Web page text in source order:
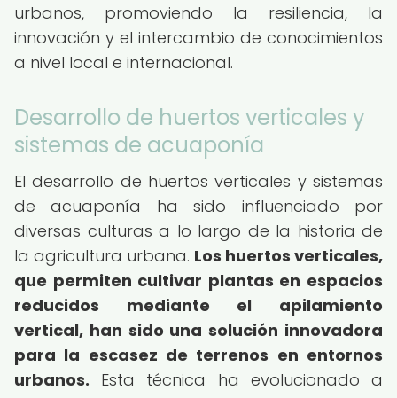
urbanos, promoviendo la resiliencia, la
innovación y el intercambio de conocimientos
a nivel local e internacional.
Desarrollo de huertos verticales y
sistemas de acuaponía
El desarrollo de huertos verticales y sistemas
de acuaponía ha sido influenciado por
diversas culturas a lo largo de la historia de
la agricultura urbana. Los huertos verticales,
que permiten cultivar plantas en espacios
reducidos mediante el apilamiento
vertical, han sido una solución innovadora
para la escasez de terrenos en entornos
urbanos. Esta técnica ha evolucionado a